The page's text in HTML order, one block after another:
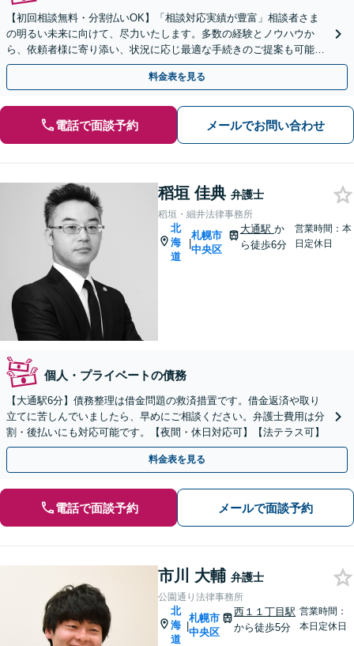
【初回相談無料・分割払いOK】「相談対応実績が豊富」相談者さま
の明るい未来に向けて、尽力いたします。多数の経験とノウハウか
ら、依頼者様に寄り添い、状況に応じ最適な手続きのご提案も可能。
手続きや交渉などは弁護士が対応【休日・夜間相談可】
料金表を見る
電話で面談予約 メールでお問い合わせ
稻垣 佳典 弁護士
稻垣・細井法律事務所
北
海
道
|
札幌市
中央区
大通駅 か
ら徒歩6分
営業時間：本
日定休日
個人・プライベートの債務
【大通駅6分】債務整理は借金問題の救済措置です。借金返済や取り
立てに苦しんでいましたら、早めにご相談ください。弁護士費用は分
割・後払いにも対応可能です。【夜間・休日対応可】【法テラス可】
料金表を見る
電話で面談予約 メールで面談予約
市川 大輔 弁護士
公園通り法律事務所
北
海
道
|
札幌市
中央区
西１１丁目駅
から徒歩5分
営業時間：
本日定休日